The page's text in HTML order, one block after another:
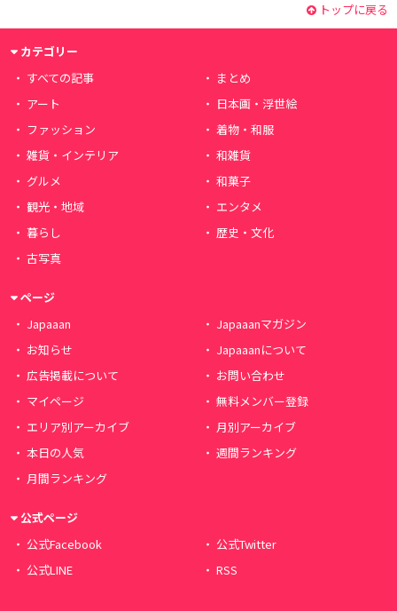
トップに戻る
カテゴリー
すべての記事
まとめ
アート
日本画・浮世絵
ファッション
着物・和服
雑貨・インテリア
和雑貨
グルメ
和菓子
観光・地域
エンタメ
暮らし
歴史・文化
古写真
ページ
Japaaan
Japaaanマガジン
お知らせ
Japaaanについて
広告掲載について
お問い合わせ
マイページ
無料メンバー登録
エリア別アーカイブ
月別アーカイブ
本日の人気
週間ランキング
月間ランキング
公式ページ
公式Facebook
公式Twitter
公式LINE
RSS